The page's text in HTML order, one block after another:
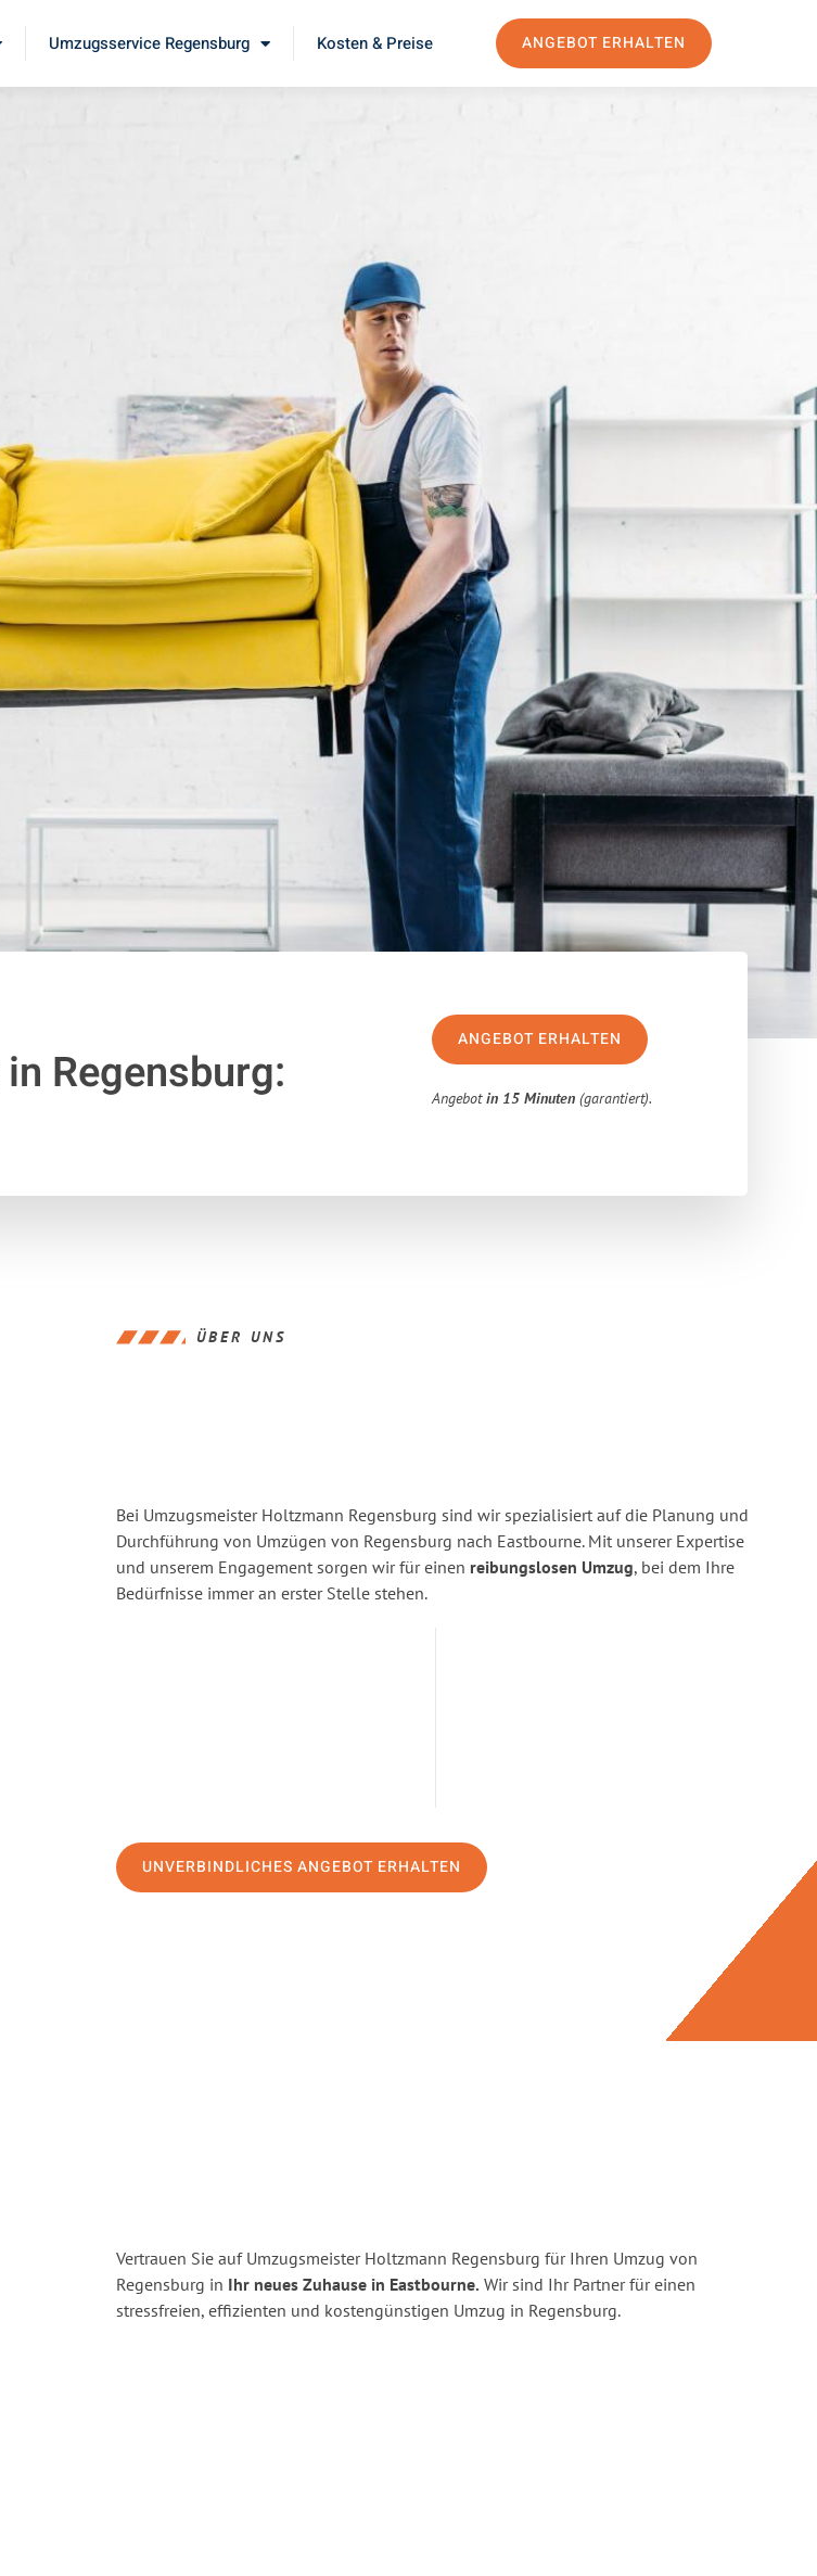
Umzugsservice Regensburg Kosten & Preise ANGEBOT ERHALTEN
in Regensburg:
ANGEBOT ERHALTEN
Angebotin 15 Minuten (garantiert).
ÜBER UNS
Bei Umzugsmeister Holtzmann Regensburg sind wir spezialisiert auf die Planung und
Durchführung von Umzügen von Regensburg nach Eastbourne. Mit unserer Expertise
und unserem Engagement sorgen wir für einen reibungslosen Umzug, bei dem Ihre
Bedürfnisse immer an erster Stelle stehen.
UNVERBINDLICHES ANGEBOT ERHALTEN
Vertrauen Sie auf Umzugsmeister Holtzmann Regensburg für Ihren Umzug von
Regensburg in Ihr neues Zuhause in Eastbourne. Wir sind Ihr Partner für einen
stressfreien, effizienten und kostengünstigen Umzug in Regensburg.